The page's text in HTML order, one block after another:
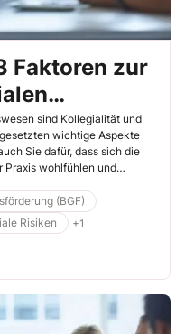
Faktoren zur
sind Kollegialität und
wichtige Aspekte
Praxis wohlfühlen und
(BGF)
Risiken +1